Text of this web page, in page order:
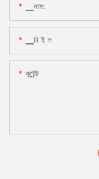
▁নাম:
▁নি ই ল
কন্টেন্ট